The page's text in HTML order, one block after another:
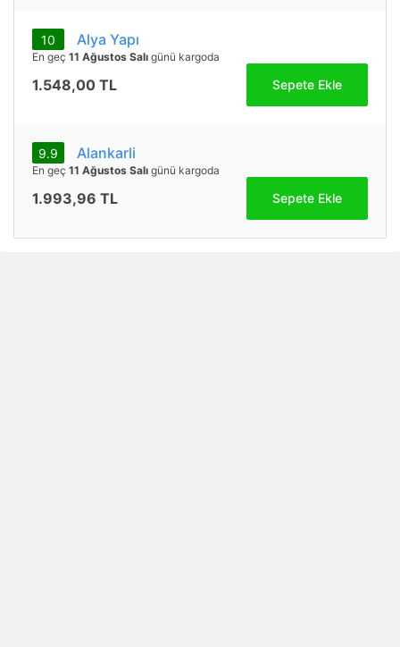
10 Alya Yapı
En geç 11 Ağustos Salı günü kargoda
1.548,00 TL Sepete Ekle
9.9 Alankarli
En geç 11 Ağustos Salı günü kargoda
1.993,96 TL Sepete Ekle